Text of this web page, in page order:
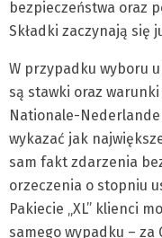
bezpieczeństwa oraz
Składki zaczynają się
W przypadku wyboru
są stawki oraz
Nationale-
wykazać jak
sam fakt zdarzenia
orzeczenia o stopniu
Pakiecie „XL” klienci
samego wypadku – za